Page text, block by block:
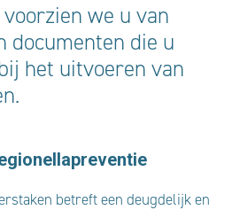
we u van
documenten die u
het uitvoeren van
betreft een deugdelijk en